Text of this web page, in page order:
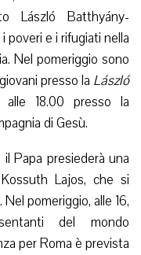
László Batthyány-
poveri e i rifugiati nella
Nel pomeriggio sono
presso la László
18.00 presso la
di Gesù.
Papa presiederà una
Lajos, che si
pomeriggio, alle 16,
del mondo
per Roma è prevista